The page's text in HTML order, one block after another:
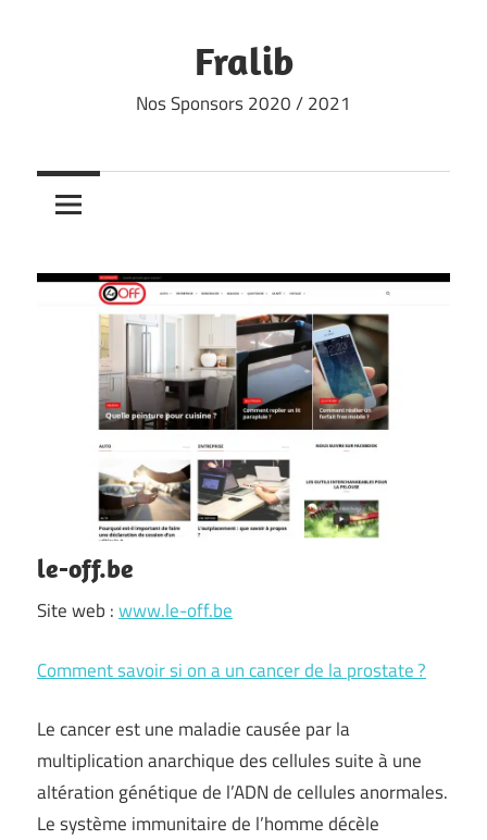
Fralib
Nos Sponsors 2020 / 2021
le-off.be
Site web :www.le-off.be
Comment savoir si on a un cancer de la prostate ?
Le cancer est une maladie causée par la
multiplication anarchique des cellules suite à une
altération génétique de l’ADN de cellules anormales.
Le système immunitaire de l’homme décèle